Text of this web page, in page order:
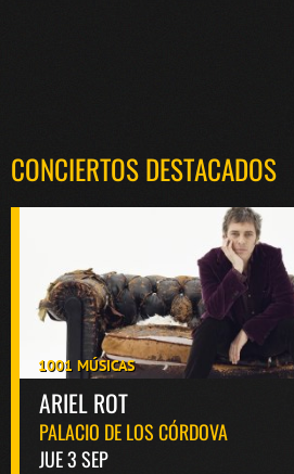
CONCIERTOS DESTACADOS
1001 MÚSICAS
ARIEL ROT
PALACIO DE LOS CÓRDOVA
JUE 3 SEP